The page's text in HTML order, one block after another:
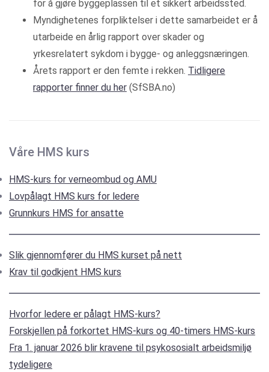
for å gjøre byggeplassen til et sikkert arbeidssted.
Myndighetenes forpliktelser i dette samarbeidet er å
utarbeide en årlig rapport over skader og
yrkesrelatert sykdom i bygge‐ og anleggsnæringen.
Årets rapport er den femte i rekken. Tidligere
rapporter finner du her (SfSBA.no)
Våre HMS kurs
HMS-kurs for verneombud og AMU
Lovpålagt HMS kurs for ledere
Grunnkurs HMS for ansatte
Slik gjennomfører du HMS kurset på nett
Krav til godkjent HMS kurs
Hvorfor ledere er pålagt HMS-kurs?
Forskjellen på forkortet HMS-kurs og 40-timers HMS-kurs
Fra 1. januar 2026 blir kravene til psykososialt arbeidsmiljø
tydeligere